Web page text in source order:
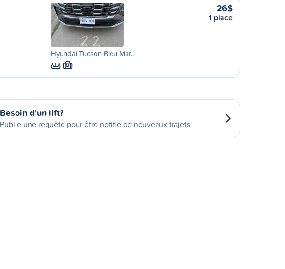
Hyundai Tucson Bleu Mar…
M
26$
1 place
Besoin d'un lift?
Publie une requête pour être notifié de nouveaux trajets